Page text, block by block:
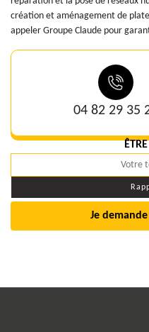
création et aménagement de
appeler Groupe Claude pour
04 82 29 35
Je